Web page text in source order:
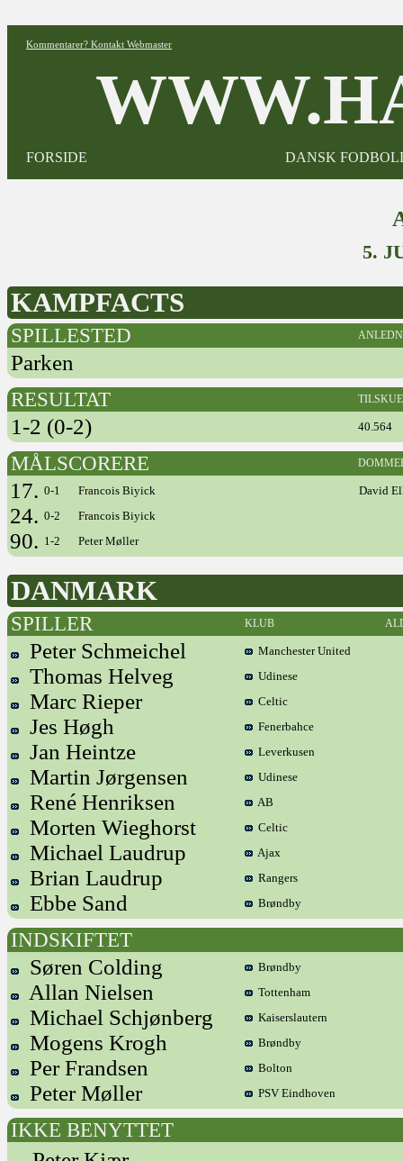
Kommentarer? Kontakt Webmaster
FORSIDE DANSK
5.
KAMPFACTS
SPILLESTED
Parken
RESULTAT
1-2 (0-2) 40.564
MÅLSCORERE
17. 0-1 Francois Biyick David
24. 0-2 Francois Biyick
90. 1-2 Peter Møller
DANMARK
SPILLER KLUB
Peter Schmeichel Manchester United
Thomas Helveg Udinese
Marc Rieper Celtic
Jes Høgh Fenerbahce
Jan Heintze Leverkusen
Martin Jørgensen Udinese
René Henriksen AB
Morten Wieghorst Celtic
Michael Laudrup Ajax
Brian Laudrup Rangers
Ebbe Sand Brøndby
INDSKIFTET
Søren Colding Brøndby
Allan Nielsen Tottenham
Michael Schjønberg Kaiserslautern
Mogens Krogh Brøndby
Per Frandsen Bolton
Peter Møller PSV Eindhoven
IKKE BENYTTET